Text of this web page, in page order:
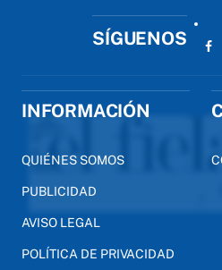
SÍGUENOS
INFORMACIÓN
QUIÉNES SOMOS
PUBLICIDAD
AVISO LEGAL
POLÍTICA DE PRIVACIDAD